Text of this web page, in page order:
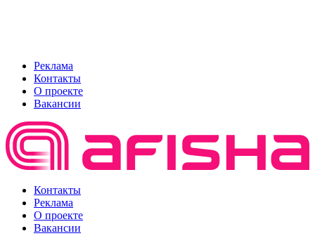
Реклама
Контакты
О проекте
Вакансии
Контакты
Реклама
О проекте
Вакансии